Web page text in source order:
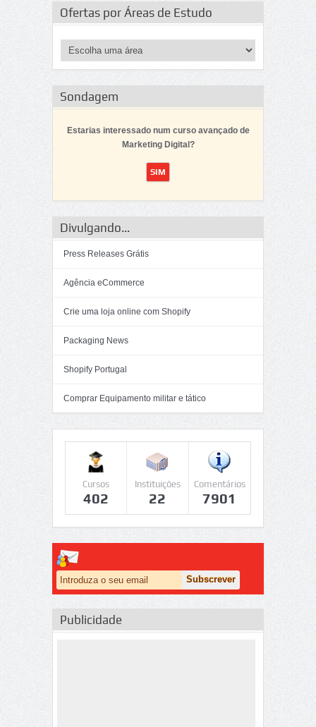
Ofertas por Áreas de Estudo
Sondagem
Estarias interessado num curso avançado de
Marketing Digital?
Divulgando...
Press Releases Grátis
Agência eCommerce
Crie uma loja online com Shopify
Packaging News
Shopify Portugal
Comprar Equipamento militar e tático
Cursos
402
Instituições
22
Comentários
7901
Publicidade